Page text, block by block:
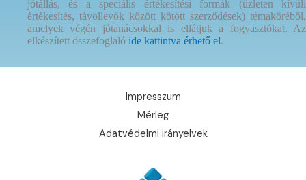
jótállás, és a speciális értékesítési formák (üzleten kívüli
értékesítés, távollevők között kötött szerződések) témaköréből,
amelyek végén jótanácsokkal is ellátjuk a fogyasztókat. Az
elkészített összefoglaló ide kattintva érhető el.
Impresszum
Mérleg
Adatvédelmi irányelvek